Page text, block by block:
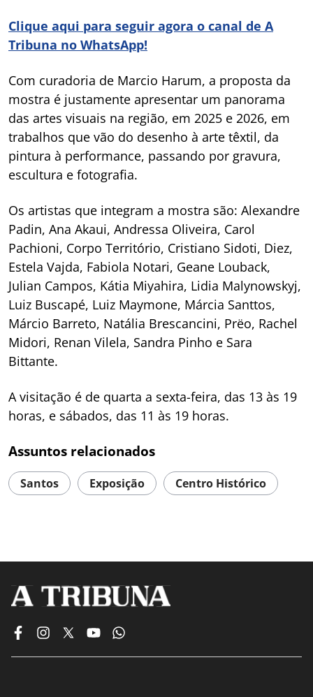
Clique aqui para seguir agora o canal de A
Tribuna no WhatsApp!
Com curadoria de Marcio Harum, a proposta da
mostra é justamente apresentar um panorama
das artes visuais na região, em 2025 e 2026, em
trabalhos que vão do desenho à arte têxtil, da
pintura à performance, passando por gravura,
escultura e fotografia.
Os artistas que integram a mostra são: Alexandre
Padin, Ana Akaui, Andressa Oliveira, Carol
Pachioni, Corpo Território, Cristiano Sidoti, Diez,
Estela Vajda, Fabiola Notari, Geane Louback,
Julian Campos, Kátia Miyahira, Lidia Malynowskyj,
Luiz Buscapé, Luiz Maymone, Márcia Santtos,
Márcio Barreto, Natália Brescancini, Prëo, Rachel
Midori, Renan Vilela, Sandra Pinho e Sara
Bittante.
A visitação é de quarta a sexta-feira, das 13 às 19
horas, e sábados, das 11 às 19 horas.
Assuntos relacionados
Santos Exposição Centro Histórico